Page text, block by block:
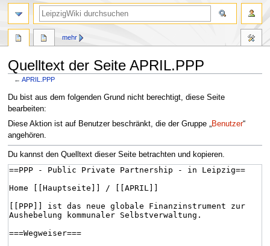
Quelltext der Seite APRIL.PPP
←APRIL.PPP
Zur
Navigation
springen
Zur
Suche
springen
Du bist aus dem folgenden Grund nicht berechtigt, diese Seite
bearbeiten:
Diese Aktion ist auf Benutzer beschränkt, die der Gruppe „Benutzer“
angehören.
Du kannst den Quelltext dieser Seite betrachten und kopieren.
mehr